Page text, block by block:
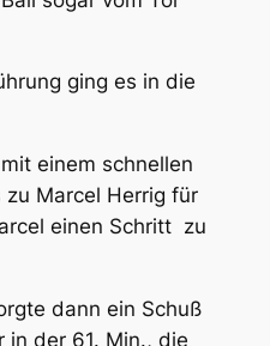
ging es in die
einem schnellen
Marcel Herrig für
einen Schritt zu
dann ein Schuß
in der 61. Min., die